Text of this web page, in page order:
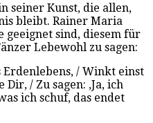
seiner Kunst, die allen,
bleibt. Rainer Maria
geeignet sind, diesem für
Lebewohl zu sagen:
Erdenlebens, / Winkt einst
Dir, / Zu sagen: ‚Ja, ich
ich schuf, das endet